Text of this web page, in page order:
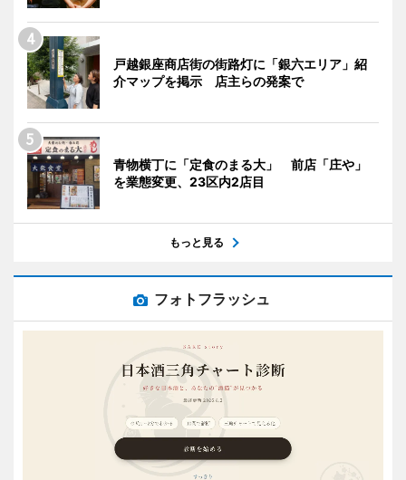
戸越銀座商店街の街路灯に「銀六エリア」紹
介マップを掲示 店主らの発案で
青物横丁に「定食のまる大」 前店「庄や」
を業態変更、23区内2店目
もっと見る
フォトフラッシュ